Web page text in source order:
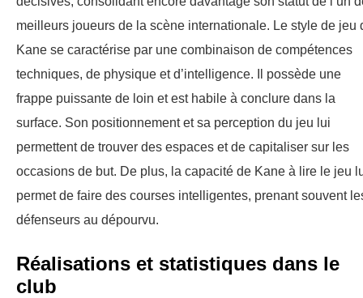
meilleurs joueurs de la scène internationale. Le style de jeu
Kane se caractérise par une combinaison de compétences
techniques, de physique et d’intelligence. Il possède une
frappe puissante de loin et est habile à conclure dans la
surface. Son positionnement et sa perception du jeu lui
permettent de trouver des espaces et de capitaliser sur les
occasions de but. De plus, la capacité de Kane à lire le jeu
permet de faire des courses intelligentes, prenant souvent
défenseurs au dépourvu.
Réalisations et statistiques dans le
club